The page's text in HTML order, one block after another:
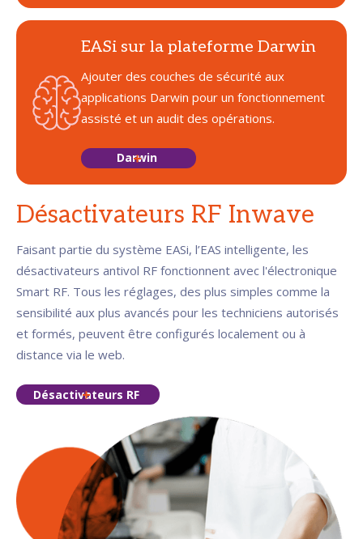
EASi sur la plateforme Darwin
Ajouter des couches de sécurité aux
applications Darwin pour un fonctionnement
assisté et un audit des opérations.
Darwin
Désactivateurs RF Inwave
Faisant partie du système EASi, l’EAS intelligente, les
désactivateurs antivol RF fonctionnent avec l'électronique
Smart RF. Tous les réglages, des plus simples comme la
sensibilité aux plus avancés pour les techniciens autorisés
et formés, peuvent être configurés localement ou à
distance via le web.
Désactivateurs RF